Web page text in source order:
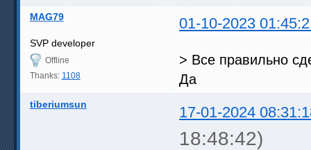
MAG79 01-10-2023
SVP developer
Offline
Thanks: 1108
> Все правильно
Да
tiberiumsun 17-01-2024
18:48:42)